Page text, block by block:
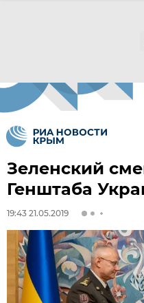
Зеленский
Генштаба
19:43 21.05.2019